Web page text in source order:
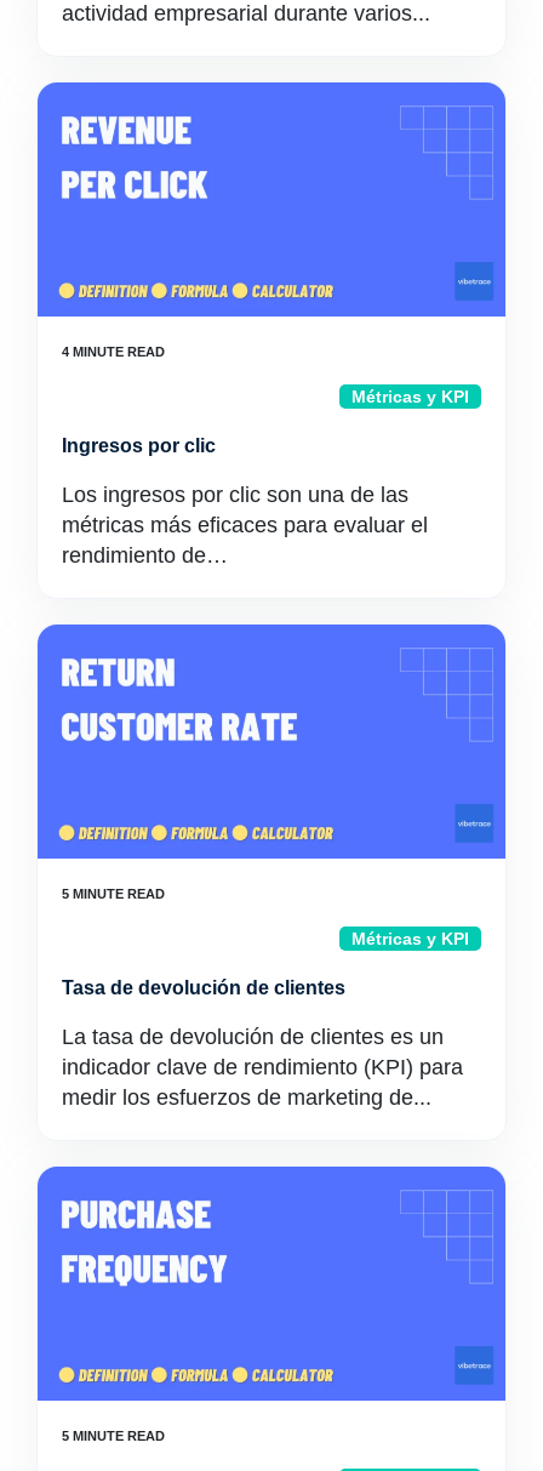
actividad empresarial durante varios...
Métricas y KPI
Ingresos por clic
Los ingresos por clic son una de las
métricas más eficaces para evaluar el
rendimiento de…
Métricas y KPI
Tasa de devolución de clientes
La tasa de devolución de clientes es un
indicador clave de rendimiento (KPI) para
medir los esfuerzos de marketing de...